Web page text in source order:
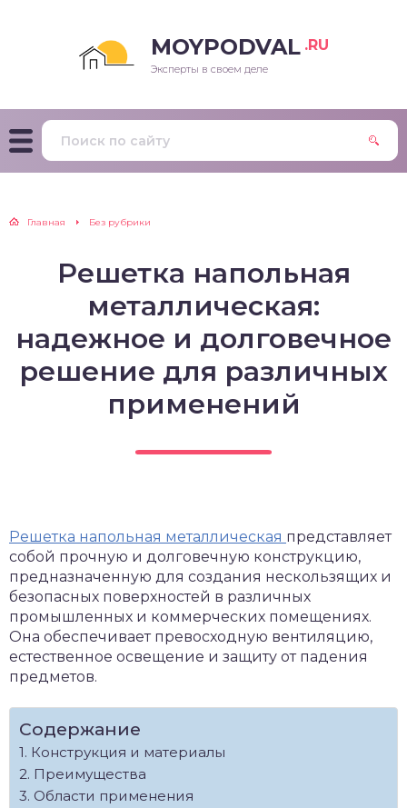
MOYPODVAL .RU
Эксперты в своем деле
Главная Без рубрики
Решетка напольная
металлическая:
надежное и долговечное
решение для различных
применений
Решетка напольная металлическая представляет
собой прочную и долговечную конструкцию,
предназначенную для создания нескользящих и
безопасных поверхностей в различных
промышленных и коммерческих помещениях.
Она обеспечивает превосходную вентиляцию,
естественное освещение и защиту от падения
предметов.
Содержание
Конструкция и материалы
Преимущества
Области применения